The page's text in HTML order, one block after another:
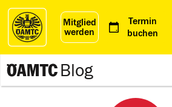
Mitglied
werden
Termin
buchen
Blog